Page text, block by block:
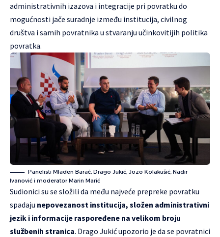
administrativnih izazova i integracije pri povratku do
mogućnosti jače suradnje između institucija, civilnog
društva i samih povratnika u stvaranju učinkovitijih politika
povratka.
Panelisti Mladen Barać, Drago Jukić, Jozo Kolakušić, Nadir
Ivanović i moderator Marin Marić
Sudionici su se složili da među najveće prepreke povratku
spadaju nepovezanost institucija, složen administrativni
jezik i informacije raspoređene na velikom broju
službenih stranica. Drago Jukić upozorio je da se povratnici